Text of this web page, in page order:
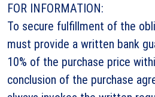
FOR INFORMATION:
To secure fulfillment of the
must provide a written bank
10% of the purchase price
conclusion of the purchase